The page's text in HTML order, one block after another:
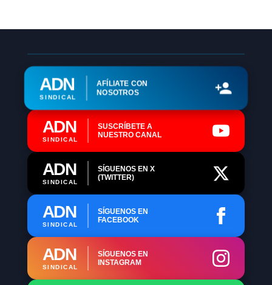
ADN
SINDICAL
AFÍLIATE CON
NOSOTROS
ADN
SINDICAL
SUSCRÍBETE A
NUESTRO CANAL
ADN
SINDICAL
SÍGUENOS EN X
(TWITTER)
ADN
SINDICAL
SÍGUENOS EN
FACEBOOK
ADN
SINDICAL
SÍGUENOS EN
INSTAGRAM